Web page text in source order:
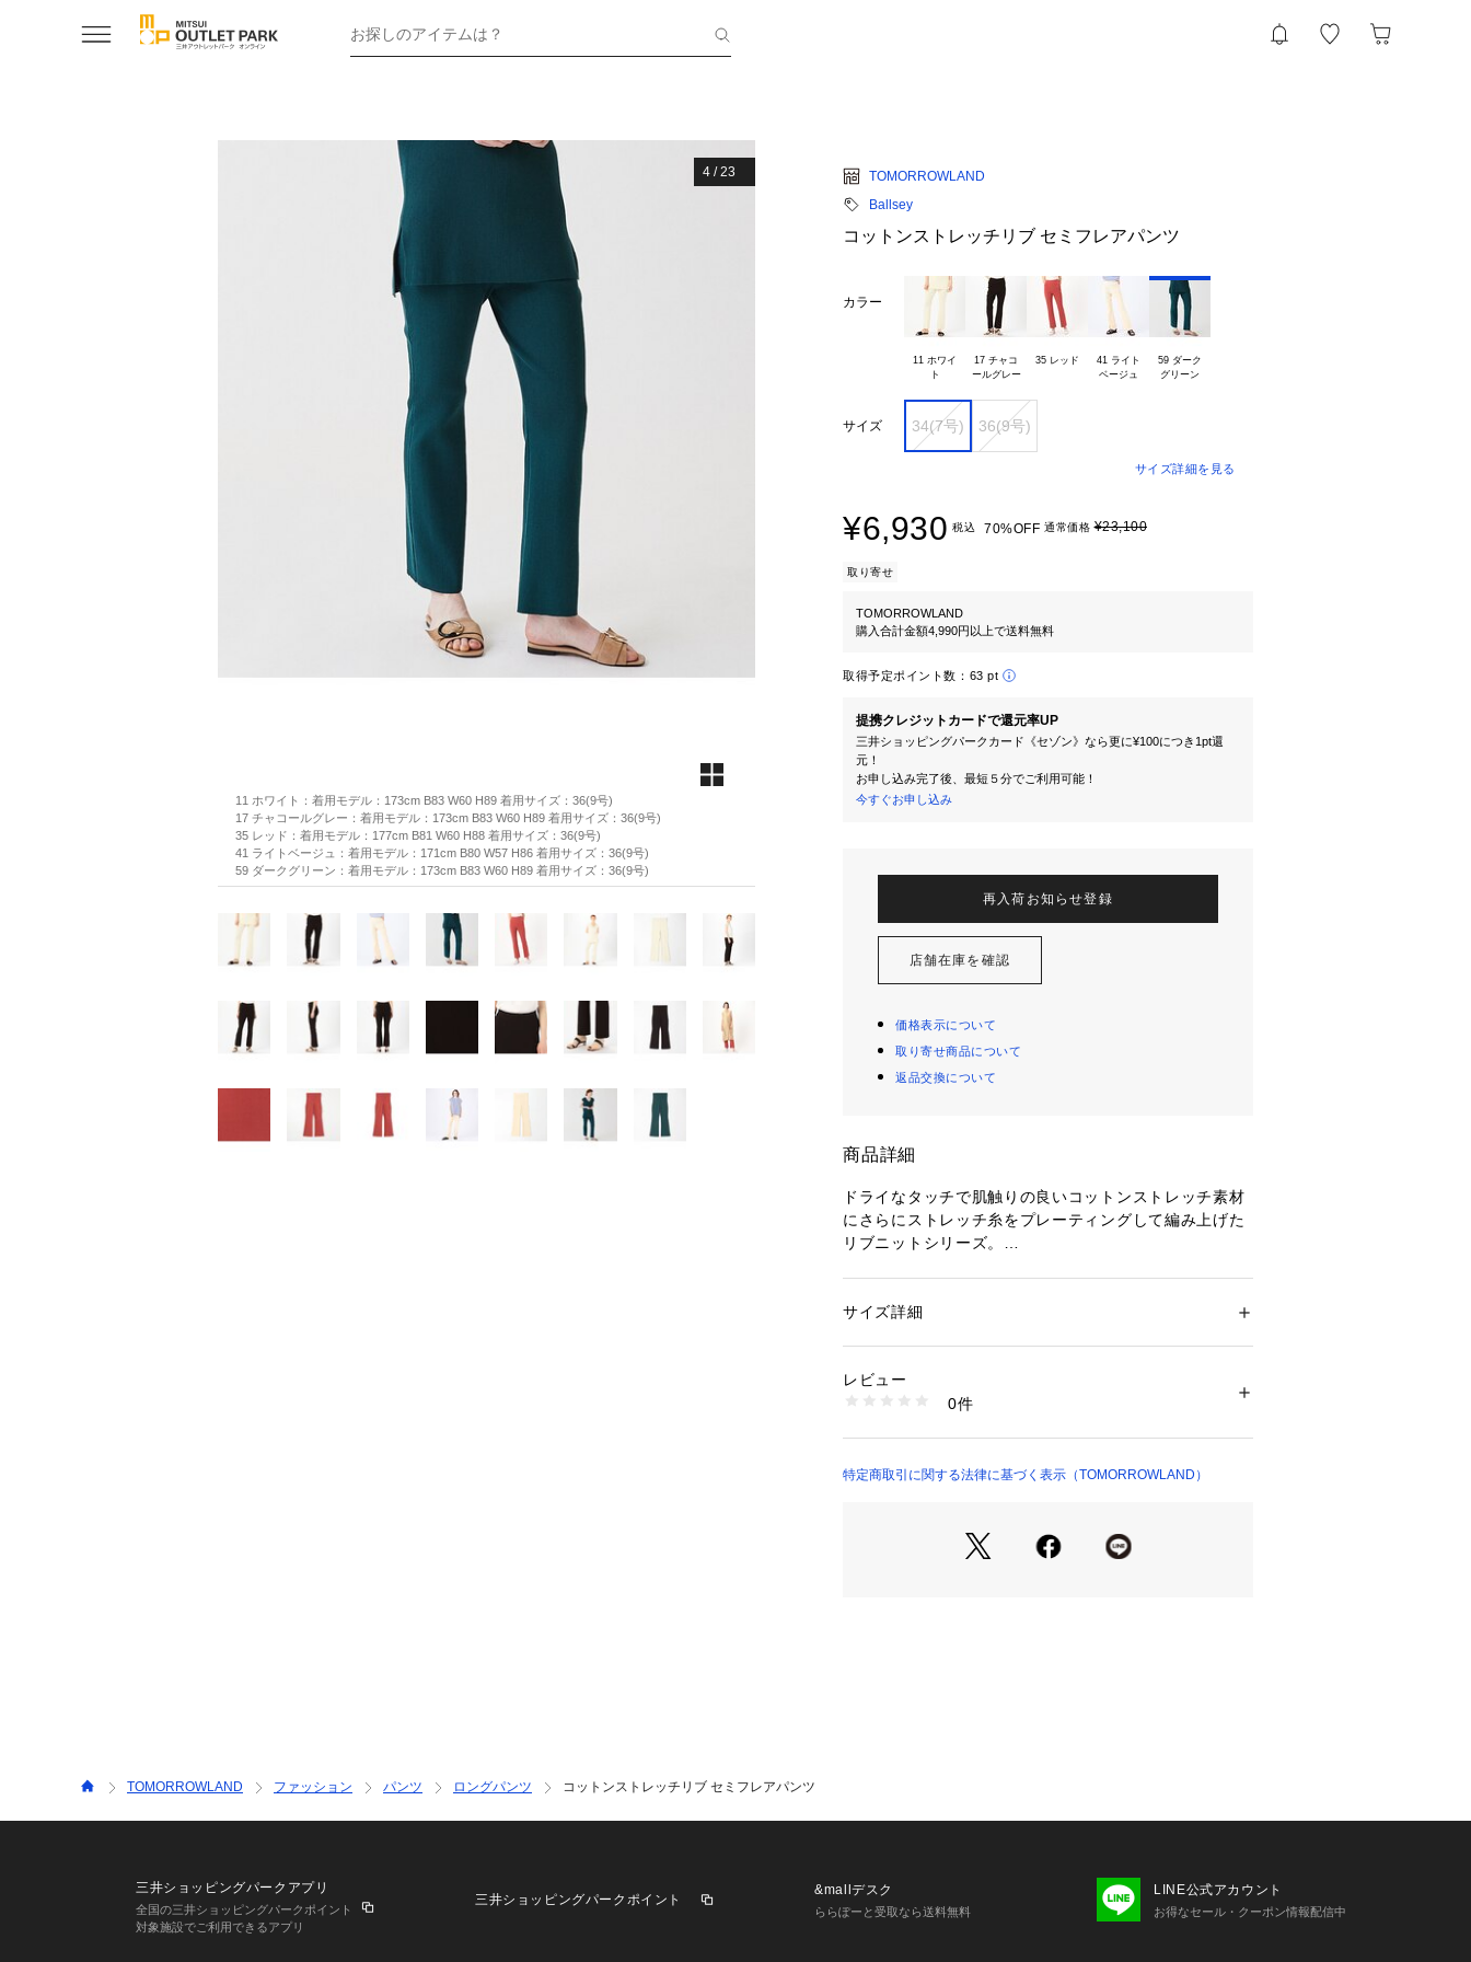
お探しのアイテムは？
4 /23
11 ホワイト：着用モデル：173cm B83 W60 H89 着用サイズ：36(9号)
17 チャコールグレー：着用モデル：173cm B83 W60 H89 着用サイズ：36(9号)
35 レッド：着用モデル：177cm B81 W60 H88 着用サイズ：36(9号)
41 ライトベージュ：着用モデル：171cm B80 W57 H86 着用サイズ：36(9号)
59 ダークグリーン：着用モデル：173cm B83 W60 H89 着用サイズ：36(9号)
TOMORROWLAND
Ballsey
コットンストレッチリブ セミフレアパンツ
カラー
11 ホワイ
17 チャコ
ールグレー
35 レッド
41 ライト
59 ダーク
サイズ 34(7号) 36(9号)
サイズ詳細を見る
¥6,930 税込 70%OFF 通常価格¥23,100
取り寄せ
TOMORROWLAND
購入合計金額4,990円以上で送料無料
取得予定ポイント数： 63 pt
提携クレジットカードで還元率UP
三井ショッピングパークカード《セゾン》なら更に¥100につき1pt還
元！
お申し込み完了後、最短５分でご利用可能！
今すぐお申し込み
再入荷お知らせ登録
店舗在庫を確認
価格表示について
取り寄せ商品について
返品交換について
商品詳細
ドライなタッチで肌触りの良いコットンストレッチ素材
にさらにストレッチ糸をプレーティングして編み上げた
リブニットシリーズ。
した。
足元にはフラットシューズやサンダルなどを合わせた抜
け感のある着こなしがおすすめです。
同素材のプルオーバー（商品番号：11-02-12-02202・1
性別：レディース
洗濯：手洗い、漂白不可、タンブル乾燥不可、自然乾燥、アイロ
ン仕上げ可、ドライ可、ウエットクリーニング可
い
11041204202 （ショップ）
サイズ詳細
レビュー
0件
特定商取引に関する法律に基づく表示（TOMORROWLAND）
TOMORROWLAND ファッション パンツ ロングパンツ コットンストレッチリブ セミフレアパンツ
三井ショッピングパークアプリ
全国の三井ショッピングパークポイント
対象施設でご利用できるアプリ
三井ショッピングパークポイント
&mallデスク
ららぽーと受取なら送料無料
LINE公式アカウント
お得なセール・クーポン情報配信中